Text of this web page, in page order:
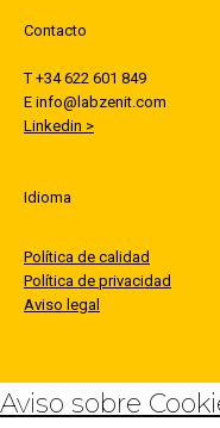
Contacto
T +34 622 601 849
E info@labzenit.com
Linkedin >
Idioma
Política de calidad
Política de privacidad
Aviso legal
Aviso sobre